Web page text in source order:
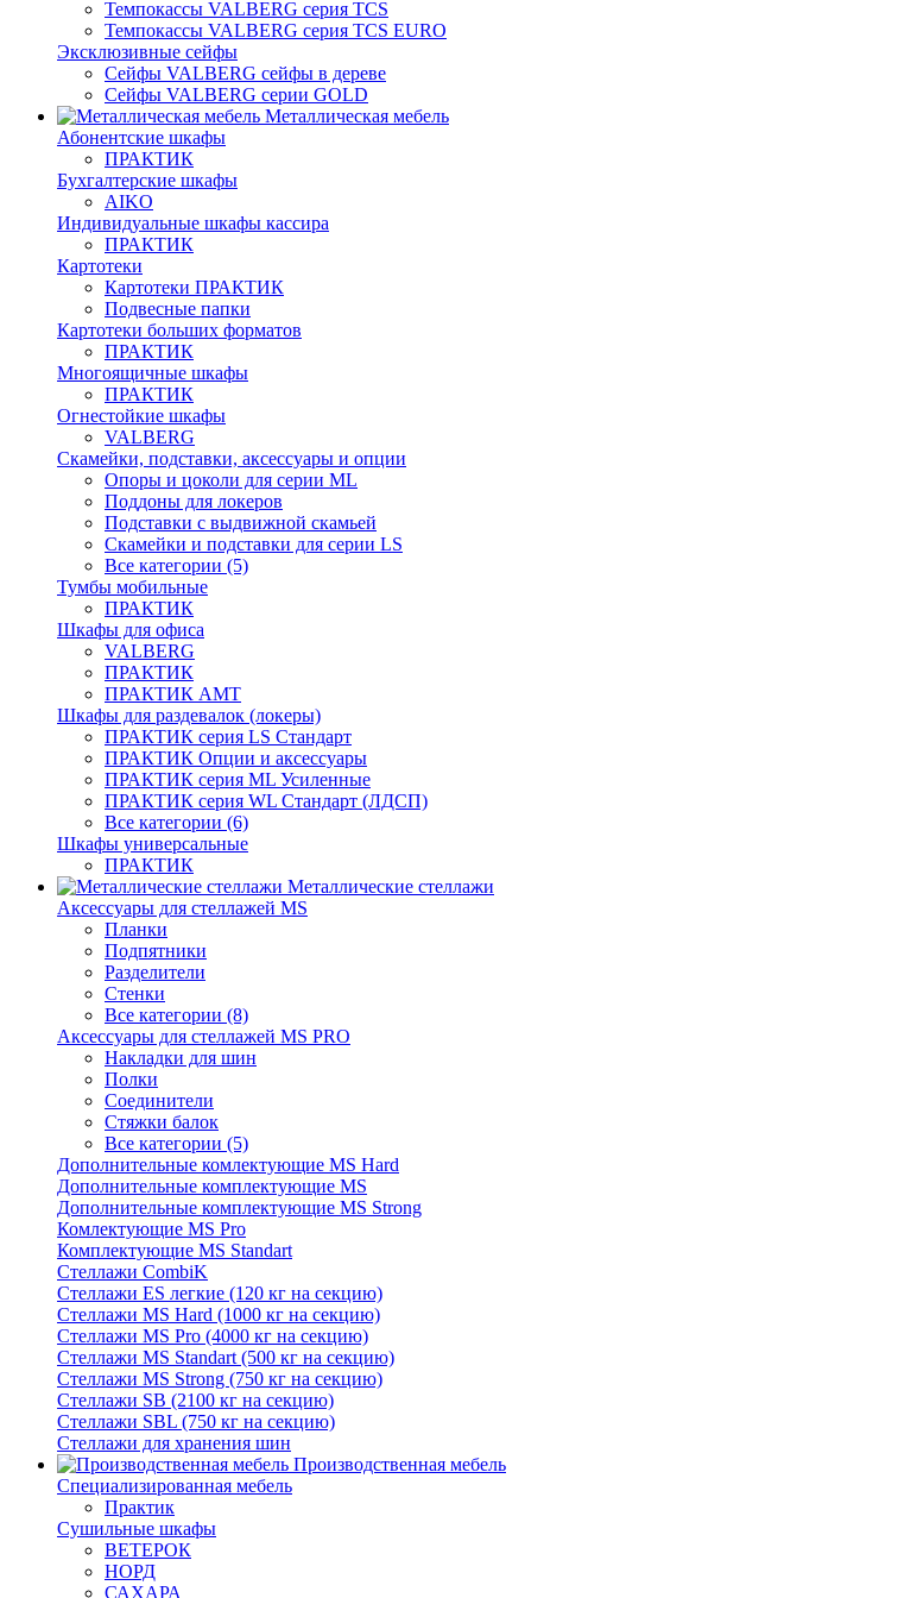
Темпокассы VALBERG серия TCS
Темпокассы VALBERG серия TCS EURO
Эксклюзивные сейфы
Сейфы VALBERG сейфы в дереве
Сейфы VALBERG серии GOLD
Металлическая мебель
Абонентские шкафы
ПРАКТИК
Бухгалтерские шкафы
AIKO
Индивидуальные шкафы кассира
ПРАКТИК
Картотеки
Картотеки ПРАКТИК
Подвесные папки
Картотеки больших форматов
ПРАКТИК
Многоящичные шкафы
ПРАКТИК
Огнестойкие шкафы
VALBERG
Скамейки, подставки, аксессуары и опции
Опоры и цоколи для серии ML
Поддоны для локеров
Подставки с выдвижной скамьей
Скамейки и подставки для серии LS
Все категории (5)
Тумбы мобильные
ПРАКТИК
Шкафы для офиса
VALBERG
ПРАКТИК
ПРАКТИК AMT
Шкафы для раздевалок (локеры)
ПРАКТИК cерия LS Стандарт
ПРАКТИК Опции и аксессуары
ПРАКТИК серия ML Усиленные
ПРАКТИК серия WL Стандарт (ЛДСП)
Все категории (6)
Шкафы универсальные
ПРАКТИК
Металлические стеллажи
Аксессуары для стеллажей MS
Планки
Подпятники
Разделители
Стенки
Все категории (8)
Аксессуары для стеллажей MS PRO
Накладки для шин
Полки
Соединители
Стяжки балок
Все категории (5)
Дополнительные комлектующие MS Hard
Дополнительные комплектующие MS
Дополнительные комплектующие MS Strong
Комлектующие MS Pro
Комплектующие MS Standart
Стеллажи CombiK
Стеллажи ES легкие (120 кг на секцию)
Стеллажи MS Hard (1000 кг на секцию)
Стеллажи MS Pro (4000 кг на секцию)
Стеллажи MS Standart (500 кг на секцию)
Стеллажи MS Strong (750 кг на секцию)
Стеллажи SB (2100 кг на секцию)
Стеллажи SBL (750 кг на секцию)
Стеллажи для хранения шин
Производственная мебель
Cпециализированная мебель
Практик
Cушильные шкафы
ВЕТЕРОК
НОРД
САХАРА